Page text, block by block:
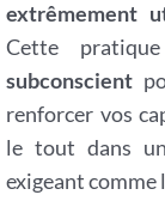
extrêmement
Cette
subconscient
renforcer vos
le tout dans
exigeant comme